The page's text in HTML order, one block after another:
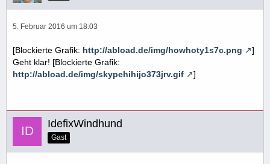
5. Februar 2016 um 18:03
[Blockierte Grafik: http://abload.de/img/howhoty1s7c.png
]
Geht klar! [Blockierte Grafik:
http://abload.de/img/skypehihijo373jrv.gif
]
IdefixWindhund
Gast